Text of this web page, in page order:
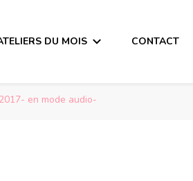
DU MOIS CONTACT
en mode audio-